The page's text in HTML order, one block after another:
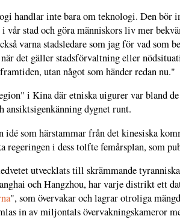
handlar inte bara om teknologi. Den bör
vår stad och göra människors liv mer
varna stadsledare som jag för vad som
det gäller stadsförvaltning eller
utan något som händer redan nu."
i Kina där etniska uigurer var bland
ansiktsigenkänning dygnet runt.
idé som härstammar från det kinesiska
regeringen i dess tolfte femårsplan, som
utvecklats till skrämmande
och Hangzhou, har varje distrikt ett
", som övervakar och lagrar otroliga
in av miljontals övervakningskameror